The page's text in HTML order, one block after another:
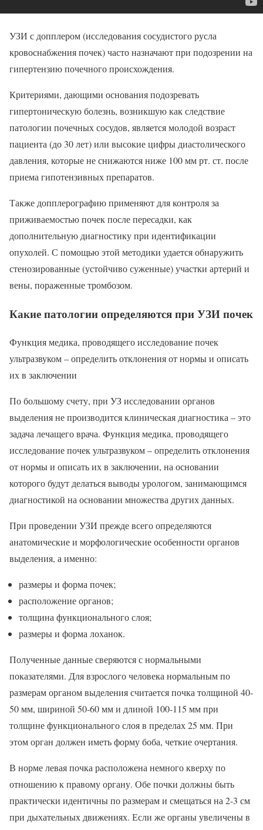
УЗИ с допплером (исследования сосудистого русла
кровоснабжения почек) часто назначают при подозрении на
гипертензию почечного происхождения.
Критериями, дающими основания подозревать
гипертоническую болезнь, возникшую как следствие
патологии почечных сосудов, является молодой возраст
пациента (до 30 лет) или высокие цифры диастолического
давления, которые не снижаются ниже 100 мм рт. ст. после
приема гипотензивных препаратов.
Также допплерографию применяют для контроля за
приживаемостью почек после пересадки, как
дополнительную диагностику при идентификации
опухолей. С помощью этой методики удается обнаружить
стенозированные (устойчиво суженные) участки артерий и
вены, пораженные тромбозом.
Какие патологии определяются при УЗИ почек
Функция медика, проводящего исследование почек
ультразвуком – определить отклонения от нормы и описать
их в заключении
По большому счету, при УЗ исследовании органов
выделения не производится клиническая диагностика – это
задача лечащего врача. Функция медика, проводящего
исследование почек ультразвуком – определить отклонения
от нормы и описать их в заключении, на основании
которого будут делаться выводы урологом, занимающимся
диагностикой на основании множества других данных.
При проведении УЗИ прежде всего определяются
анатомические и морфологические особенности органов
выделения, а именно:
размеры и форма почек;
расположение органов;
толщина функционального слоя;
размеры и форма лоханок.
Полученные данные сверяются с нормальными
показателями. Для взрослого человека нормальным по
размерам органом выделения считается почка толщиной 40-
50 мм, шириной 50-60 мм и длиной 100-115 мм при
толщине функционального слоя в пределах 25 мм. При
этом орган должен иметь форму боба, четкие очертания.
В норме левая почка расположена немного кверху по
отношению к правому органу. Обе почки должны быть
практически идентичны по размерам и смещаться на 2-3 см
при дыхательных движениях. Если же органы увеличены в